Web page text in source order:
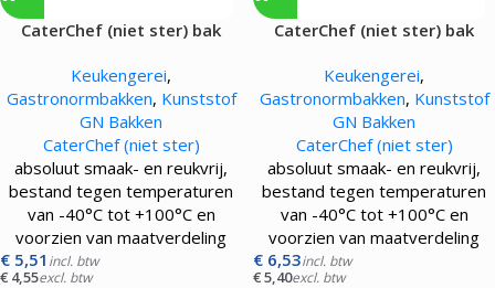
CaterChef (niet ster) bak
transparant
Keukengerei,
Gastronormbakken, Kunststof
GN Bakken
CaterChef (niet ster)
absoluut smaak- en reukvrij,
bestand tegen temperaturen
van -40°C tot +100°C en
voorzien van maatverdeling
€ 5,51 incl. btw
€ 4,55excl. btw
CaterChef (niet ster) bak
transparant
Keukengerei,
Gastronormbakken, Kunststof
GN Bakken
CaterChef (niet ster)
absoluut smaak- en reukvrij,
bestand tegen temperaturen
van -40°C tot +100°C en
voorzien van maatverdeling
€ 6,53incl. btw
€5,40excl. btw